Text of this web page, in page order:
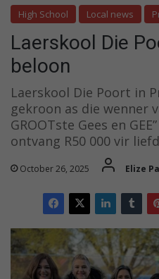
High School Local news
Laerskool Die
beloon
Laerskool Die Poort in
gekroon as die wenner
GROOTste Gees en
ontvang R50 000 vir
October 26, 2025 Elize